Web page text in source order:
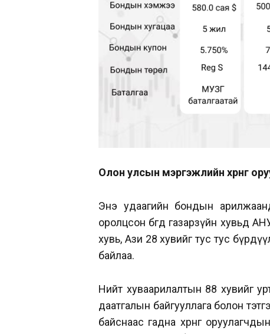
Олон улсын мэргэжлийн хөрөнгө
Энэ удаагийн бондын
оролцсон бөгөөд газарзүйн хувьд
хувь, Ази 28 хувийг тус тус
байлаа.
Нийт хуваарилалтын 88 хувийг
даатгалын байгууллага болон
байснаас гадна хөрөнгө